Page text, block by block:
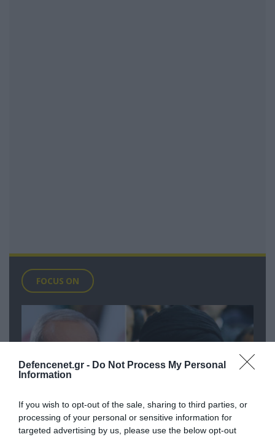
Defencenet.gr - Do Not Process My Personal
Information
If you wish to opt-out of the sale, sharing to third parties, or
processing of your personal or sensitive information for
targeted advertising by us, please use the below opt-out
FOCUS ON